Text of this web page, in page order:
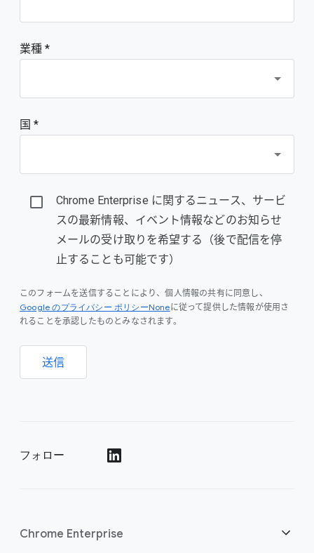
業種 *
国 *
Chrome Enterprise に関するニュース、サービ
スの最新情報、イベント情報などのお知らせ
メールの受け取りを希望する（後で配信を停
止することも可能です）
このフォームを送信することにより、個人情報の共有に同意し、
Google のプライバシー ポリシーNoneに従って提供した情報が使用さ
れることを承認したものとみなされます。
送信
フォロー
Chrome Enterprise